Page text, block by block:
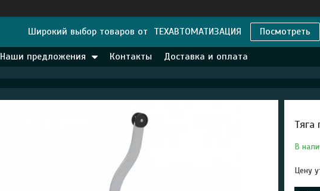
Широкий выбор товаров от ТЕХАВТОМАТИЗАЦИЯ Посмотреть
Наши предложения Контакты Доставка и оплата
Тяга
В
Цену